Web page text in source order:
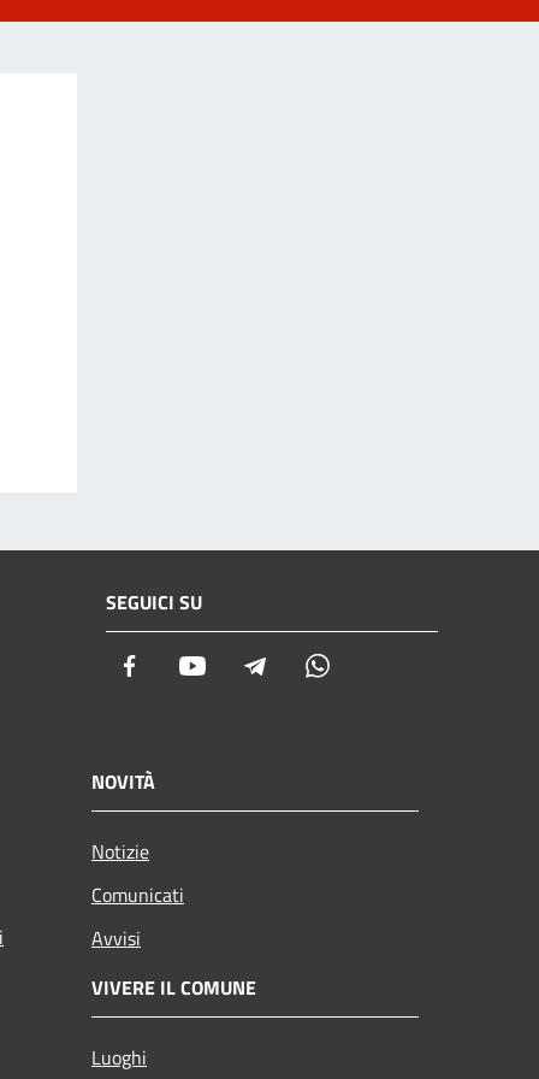
SEGUICI SU
Facebook Youtube Telegram
NOVITÀ
Notizie
Comunicati
Avvisi
VIVERE IL COMUNE
Luoghi